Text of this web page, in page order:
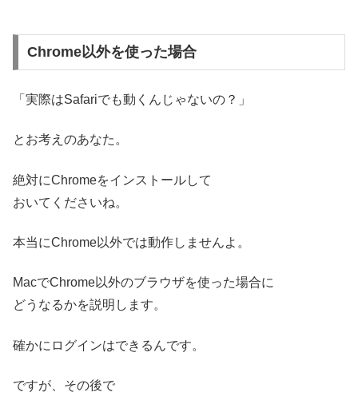
Chrome以外を使った場合
「実際はSafariでも動くんじゃないの？」
とお考えのあなた。
絶対にChromeをインストールして
おいてくださいね。
本当にChrome以外では動作しませんよ。
MacでChrome以外のブラウザを使った場合に
どうなるかを説明します。
確かにログインはできるんです。
ですが、その後で